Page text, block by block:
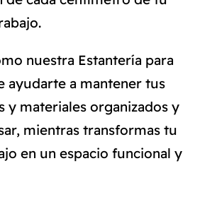
nuestra Estantería para
ayudarte a mantener tus
y materiales organizados y
mientras transformas tu
en un espacio funcional y